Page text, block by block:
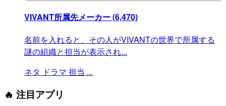
VIVANT所属先メーカー(6,470)
名前を入れると、その人がVIVANTの世界で所属する
謎の組織と担当が表示され...
ネタ ドラマ 担当 ...
🔥 注目アプリ